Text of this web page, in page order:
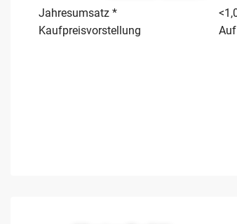
Jahresumsatz *
Kaufpreisvorstellung